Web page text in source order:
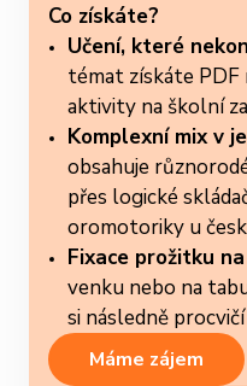
Co získáte?
Učení, které
témat získáte PDF
aktivity na školní
Komplexní mix v
obsahuje
přes logické
oromotoriky u
Fixace prožitku
venku nebo na
si následně
Máme zájem